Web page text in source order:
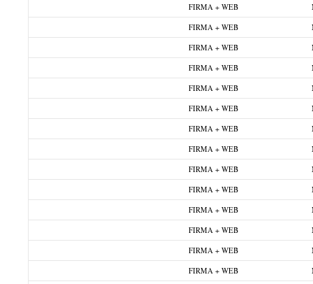
FIRMA + WEB
FIRMA + WEB
FIRMA + WEB
FIRMA + WEB
FIRMA + WEB
FIRMA + WEB
FIRMA + WEB
FIRMA + WEB
FIRMA + WEB
FIRMA + WEB
FIRMA + WEB
FIRMA + WEB
FIRMA + WEB
FIRMA + WEB